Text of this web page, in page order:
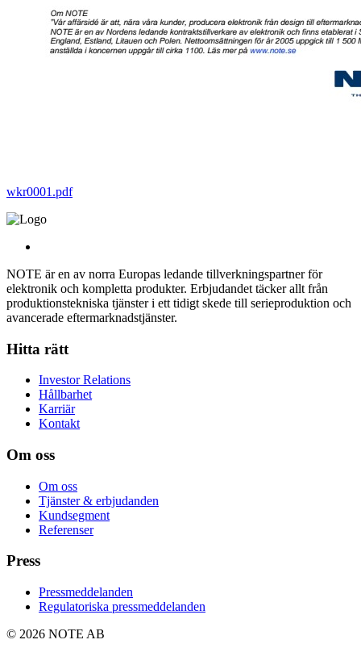
wkr0001.pdf
NOTE är en av norra Europas ledande tillverkningspartner för
elektronik och kompletta produkter. Erbjudandet täcker allt från
produktionstekniska tjänster i ett tidigt skede till serieproduktion och
avancerade eftermarknadstjänster.
Hitta rätt
Investor Relations
Hållbarhet
Karriär
Kontakt
Om oss
Om oss
Tjänster & erbjudanden
Kundsegment
Referenser
Press
Pressmeddelanden
Regulatoriska pressmeddelanden
© 2026 NOTE AB